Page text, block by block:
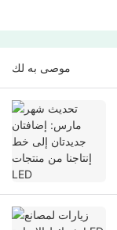
موصى به لك